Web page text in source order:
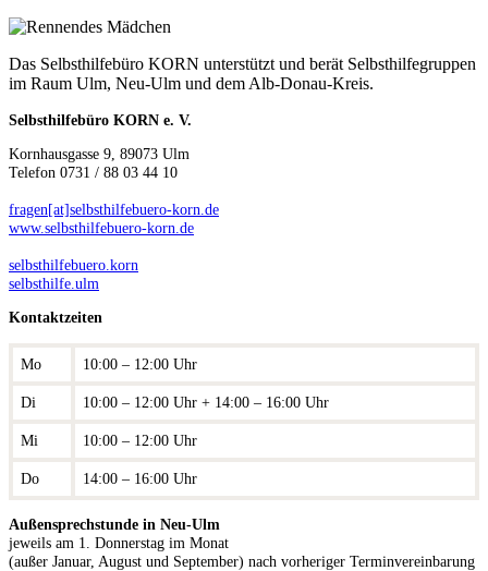
Das Selbsthilfebüro KORN unterstützt und berät Selbsthilfegruppen
im Raum Ulm, Neu-Ulm und dem Alb-Donau-Kreis.
Selbsthilfebüro KORN e. V.
Kornhausgasse 9, 89073 Ulm
Telefon 0731 / 88 03 44 10
fragen[at]selbsthilfebuero-korn.de
www.selbsthilfebuero-korn.de
selbsthilfebuero.korn
selbsthilfe.ulm
Kontaktzeiten
Mo 10:00 – 12:00 Uhr
Di 10:00 – 12:00 Uhr + 14:00 – 16:00 Uhr
Mi 10:00 – 12:00 Uhr
Do 14:00 – 16:00 Uhr
Außensprechstunde in Neu-Ulm
jeweils am 1. Donnerstag im Monat
(außer Januar, August und September) nach vorheriger Terminvereinbarung